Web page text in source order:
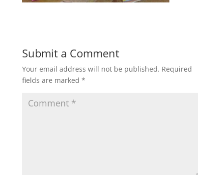
Submit a Comment
Your email address will not be published. Required
fields are marked *